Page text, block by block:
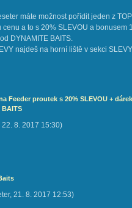
máte možnost pořídit jeden z
cenu a to s 20% SLEVOU a bonusem
DYNAMITE BAITS.
najdeš na horní liště v sekci
Feeder proutek s 20% SLEVOU +
BAITS
22. 8. 2017 15:30)
, 21. 8. 2017 12:53)